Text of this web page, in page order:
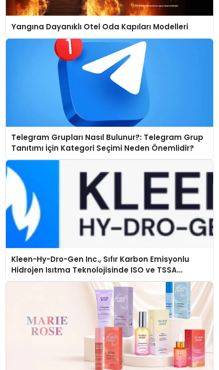
Yangına Dayanıklı Otel Oda Kapıları Modelleri
Telegram Grupları Nasıl Bulunur?: Telegram Grup
Tanıtımı İçin Kategori Seçimi Neden Önemlidir?
Kleen-Hy-Dro-Gen Inc., Sıfır Karbon Emisyonlu
Hidrojen Isıtma Teknolojisinde ISO ve TSSA
Düzenleyici Onaylarını Aldı